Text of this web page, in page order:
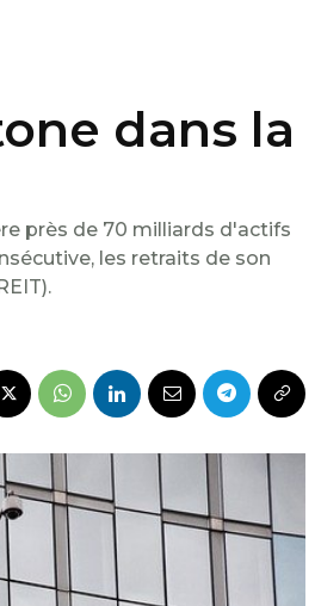
dans la
près de 70 milliards d'actifs
les retraits de son